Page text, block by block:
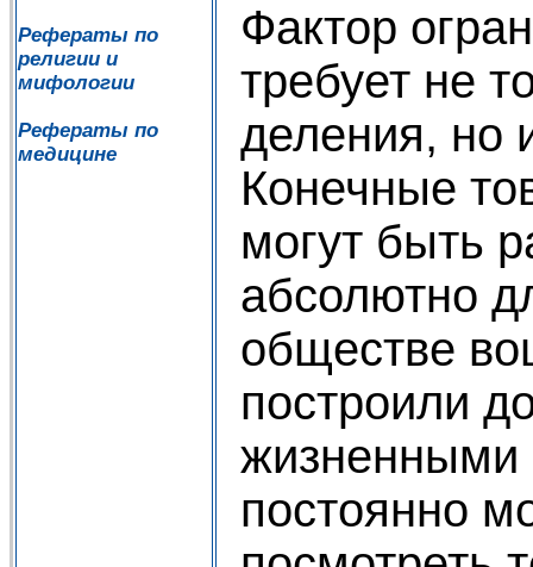
Рефераты по
религии и
мифологии
Рефераты по
медицине
Фактор
требует не
деления, но
Конечные
могут быть
абсолютно
обществе
построили
жизнен­ными
постоянно